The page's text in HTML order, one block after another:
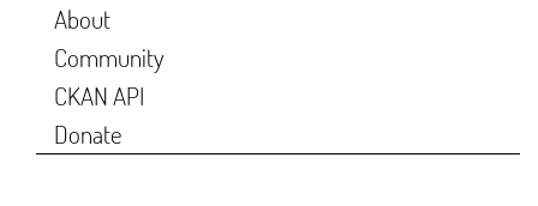
About
Community
CKAN API
Donate